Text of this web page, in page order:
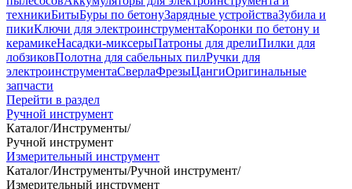
техникиБитыБуры по бетонуЗарядные устройстваЗубила и
пикиКлючи для электроинструментаКоронки по бетону и
керамикеНасадки-миксерыПатроны для дрелиПилки для
лобзиковПолотна для сабельных пилРучки для
электроинструментаСверлаФрезыЦангиОригинальные
запчасти
Перейти в раздел
Ручной инструмент
Каталог/Инструменты/
Ручной инструмент
Измерительный инструмент
Каталог/Инструменты/Ручной инструмент/
Измерительный инструмент